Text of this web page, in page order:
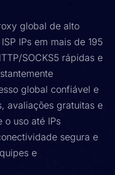
global de alto
IPs em mais de 195
SOCKS5 rápidas e
global confiável e
avaliações gratuitas e
o uso até IPs
segura e
e